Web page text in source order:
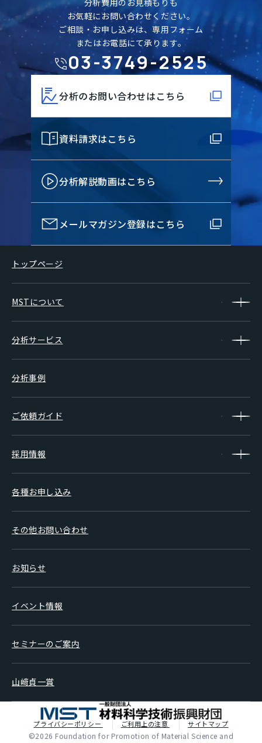
お気軽にお問い合わせください。
ご相談・お申し込みは、専用フォーム
またはお電話にて承ります。
03-3749-2525
分析のお問い合わせはこちら
資料請求はこちら
分析解説動画はこちら
メールマガジン登録はこちら
トップページ
MSTについて
分析サービス
分析事例
ご依頼ガイド
採用情報
各種お申し込み
その他お問い合わせ
お知らせ
イベント情報
セミナーのご案内
山﨑貞一賞
プライバシーポリシー ご利用上の注意 サイトマップ
©2026 Foundation for Promotion of Material Science and